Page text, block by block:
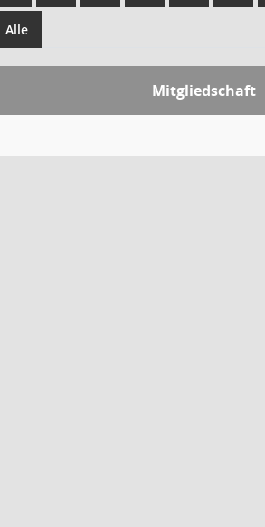
Alle
Mitgliedschaft